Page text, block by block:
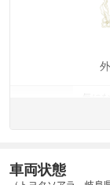
コミ
(内装状態)
車両状態